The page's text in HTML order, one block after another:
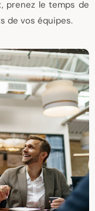
prenez le temps de
de vos équipes.